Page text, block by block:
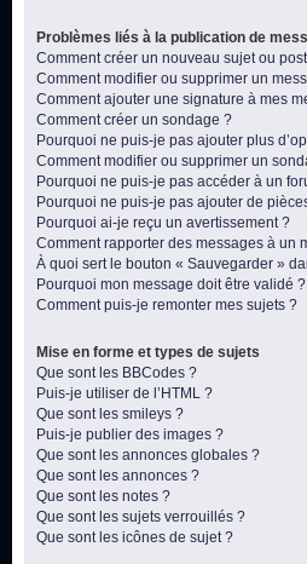
Problèmes liés à la publication de
Comment créer un nouveau sujet ou
Comment modifier ou supprimer un
Comment ajouter une signature à mes
Comment créer un sondage ?
Pourquoi ne puis-je pas ajouter plus
Comment modifier ou supprimer un
Pourquoi ne puis-je pas accéder à un
Pourquoi ne puis-je pas ajouter de
Pourquoi ai-je reçu un avertissement ?
Comment rapporter des messages à un
À quoi sert le bouton « Sauvegarder »
Pourquoi mon message doit être validé ?
Comment puis-je remonter mes sujets ?
Mise en forme et types de sujets
Que sont les BBCodes ?
Puis-je utiliser de l’HTML ?
Que sont les smileys ?
Puis-je publier des images ?
Que sont les annonces globales ?
Que sont les annonces ?
Que sont les notes ?
Que sont les sujets verrouillés ?
Que sont les icônes de sujet ?